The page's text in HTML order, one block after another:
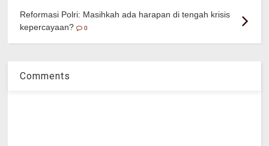
Reformasi Polri: Masihkah ada harapan di tengah krisis
kepercayaan?
0
Comments